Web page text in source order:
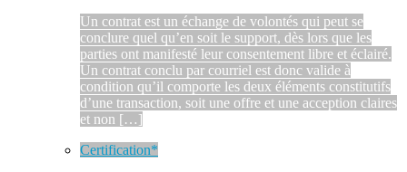
Un contrat est un échange de volontés qui peut se
conclure quel qu’en soit le support, dès lors que les
parties ont manifesté leur consentement libre et éclairé.
Un contrat conclu par courriel est donc valide à
condition qu’il comporte les deux éléments constitutifs
d’une transaction, soit une offre et une acception claires
et non […]
Certification*